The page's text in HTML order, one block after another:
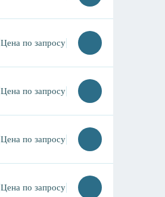
Цена по запросу
Цена по запросу
Цена по запросу
Цена по запросу